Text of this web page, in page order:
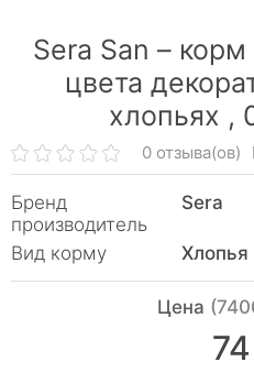
Sera San –
цвета
хлопьях ,
0 отзыва(ов)
Бренд
производитель
Sera
Вид корму Хлопья
Цена